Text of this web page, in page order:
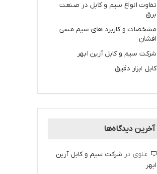
تفاوت انواع سیم و کابل در صنعت
برق
مشخصات و کاربرد های سیم مسی
افشان
شرکت سیم و کابل آرین ابهر
کابل ابزار دقیق
آخرین دیدگاه‌ها
علوی در شرکت سیم و کابل آرین
ابهر